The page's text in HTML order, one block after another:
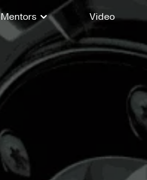
Mentors Video